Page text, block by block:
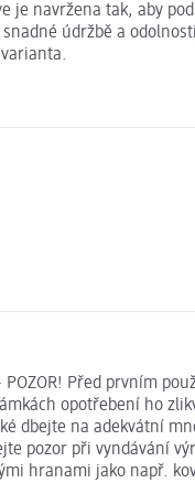
je navržena tak, aby
údržbě a
– POZOR! Před
opotřebení ho
dbejte na adekvátní
pozor při vyndávání
hranami jako např.